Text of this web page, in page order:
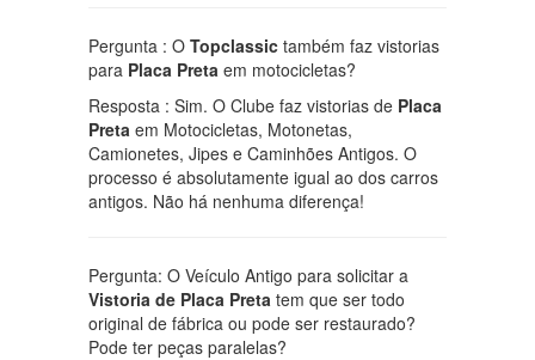
Pergunta : O Topclassic também faz vistorias
para Placa Preta em motocicletas?
Resposta : Sim. O Clube faz vistorias de Placa
Preta em Motocicletas, Motonetas,
Camionetes, Jipes e Caminhões Antigos. O
processo é absolutamente igual ao dos carros
antigos. Não há nenhuma diferença!
Pergunta: O Veículo Antigo para solicitar a
Vistoria de Placa Preta tem que ser todo
original de fábrica ou pode ser restaurado?
Pode ter peças paralelas?